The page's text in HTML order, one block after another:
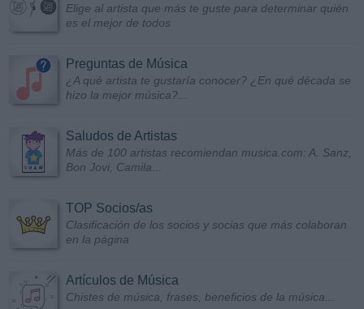
Elige al artista que más te guste para determinar quién
es el mejor de todos
Preguntas de Música
¿A qué artista te gustaría conocer? ¿En qué década se
hizo la mejor música?...
Saludos de Artistas
Más de 100 artistas recomiendan musica.com: A. Sanz,
Bon Jovi, Camila...
TOP Socios/as
Clasificación de los socios y socias que más colaboran
en la página
Artículos de Música
Chistes de música, frases, beneficios de la música...